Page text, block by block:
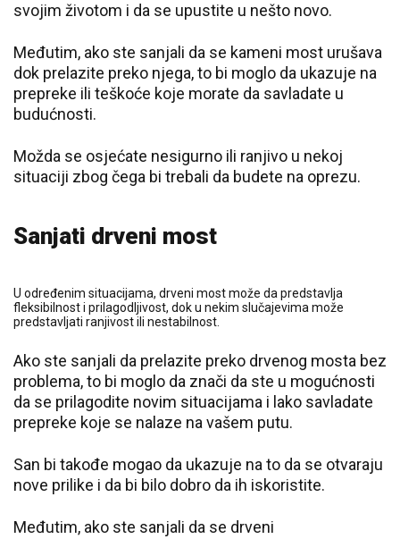
svojim životom i da se upustite u nešto novo.
Međutim, ako ste sanjali da se kameni most urušava
dok prelazite preko njega, to bi moglo da ukazuje ​​na
prepreke ili teškoće koje morate da savladate u
budućnosti.
Možda se osjećate nesigurno ili ranjivo u nekoj
situaciji zbog čega bi trebali da budete na oprezu.
Sanjati drveni most
U određenim situacijama, drveni most može da predstavlja
fleksibilnost i prilagodljivost, dok u nekim slučajevima može
predstavljati ranjivost ili nestabilnost.
Ako ste sanjali da prelazite preko drvenog mosta bez
problema, to bi moglo da znači da ste u mogućnosti
da se prilagodite novim situacijama i lako savladate
prepreke koje se nalaze na vašem putu.
San bi takođe mogao da ukazuje na to da se otvaraju
nove prilike i da bi bilo dobro da ih iskoristite.
Međutim, ako ste sanjali da se drveni